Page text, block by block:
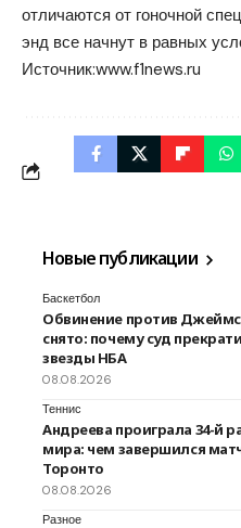
отличаются от гоночной
энд все начнут в равных
Источник:www.f1news.ru
Новые публикации
Баскетбол
Обвинение против
снято: почему суд
звезды НБА
08.08.2026
Теннис
Андреева проиграла 34-й
мира: чем завершился матч
Торонто
08.08.2026
Разное